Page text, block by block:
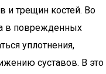
и трещин костей. Во
в поврежденных
уплотнения,
суставов. В это